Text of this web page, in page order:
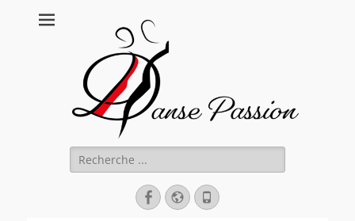
Rechercher :
Facebook
Site
web
Tél